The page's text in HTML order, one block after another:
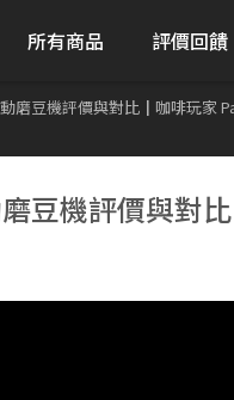
所有商品 評價回饋
磨豆機評價與對比┃咖啡玩家
豆機評價與對